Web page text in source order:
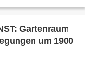
Gartenraum
um 1900